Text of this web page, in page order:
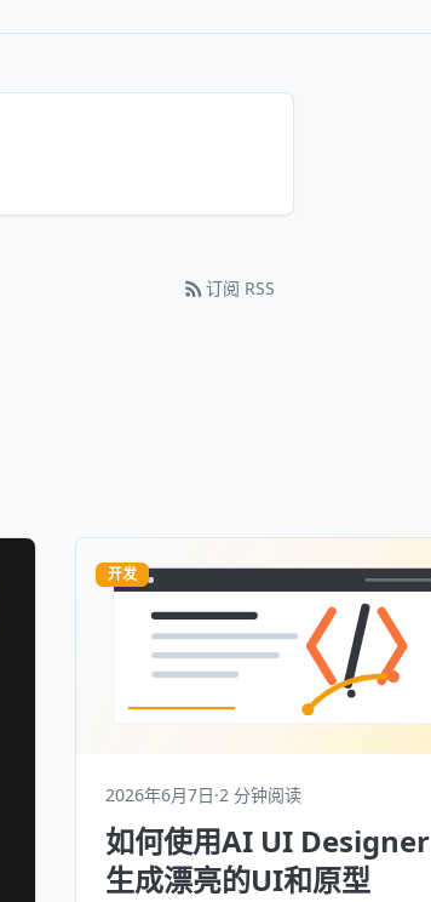
订阅 RSS
开发
2026年6月7日·2 分钟阅读
如何使用AI UI Designer
生成漂亮的UI和原型